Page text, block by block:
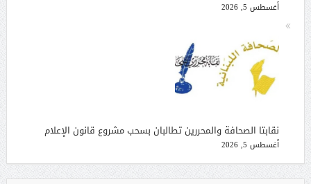
أغسطس 5, 2026
نقابتا الصحافة والمحررين تطالبان بسحب مشروع قانون الإعلام
أغسطس 5, 2026